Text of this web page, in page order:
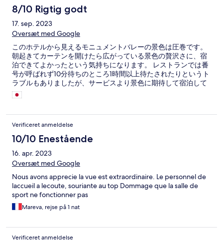
8/10 Rigtig godt
17. sep. 2023
Oversæt med Google
このホテルから見えるモニュメントバレーの景色は圧巻です。
朝起きてカーテンを開けたら広がっている景色の贅沢さに、宿
泊できてよかったという気持ちになります。 レストランでは番
号が呼ばれず10分待ちのところ1時間以上待たされたりというト
ラブルもありましたが、サービスより景色に期待して宿泊して
いたので、総評して大満足です。 ラスベガスから距離はあり、
行くのは大変ですが、素晴らしいホテルだと思います。
Verificeret anmeldelse
10/10 Enestående
16. apr. 2023
Oversæt med Google
Nous avons apprecie la vue est extraordinaire. Le personnel de
laccueil a lecoute, souriante au top Dommage que la salle de
sport ne fonctionner pas
Mareva, rejse på 1 nat
Verificeret anmeldelse